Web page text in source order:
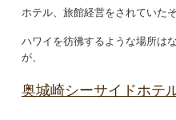
ホテル、旅館経営をされていた
ハワイを彷彿するような場所は
が、
奥城崎シーサイドホテ